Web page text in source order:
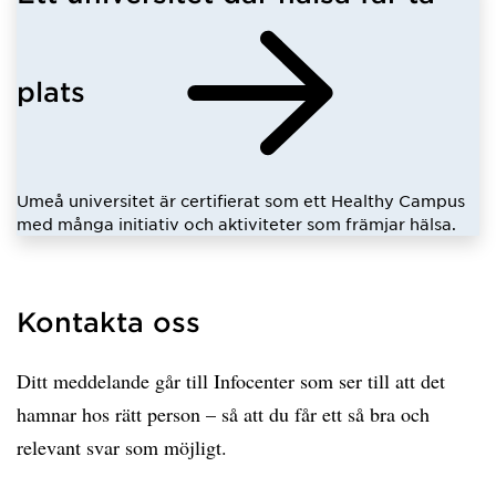
plats
Umeå universitet är certifierat som ett Healthy Campus
med många initiativ och aktiviteter som främjar hälsa.
Kontakta oss
Ditt meddelande går till Infocenter som ser till att det
hamnar hos rätt person – så att du får ett så bra och
relevant svar som möjligt.